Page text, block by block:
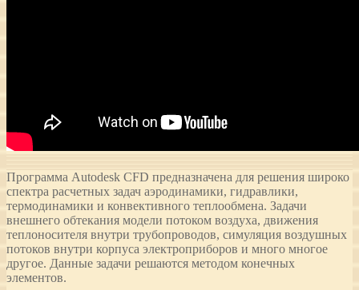
Программа Autodesk CFD предназначена для решения широко
спектра расчетных задач аэродинамики, гидравлики,
термодинамики и конвективного теплообмена. Задачи
внешнего обтекания модели потоком воздуха, движения
теплоносителя внутри трубопроводов, симуляция воздушных
потоков внутри корпуса электроприборов и много многое
другое. Данные задачи решаются методом конечных
элементов.